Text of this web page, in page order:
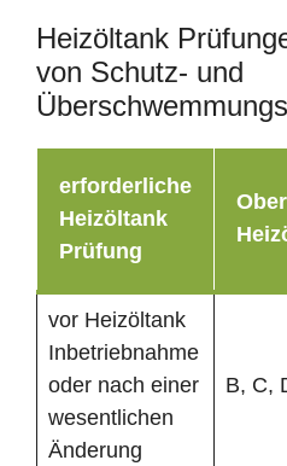
Heizöltank
von Schutz- und
erforderliche
Heizöltank
Prüfung
vor Heizöltank
Inbetriebnahme
oder nach einer
wesentlichen
Änderung
B, C,